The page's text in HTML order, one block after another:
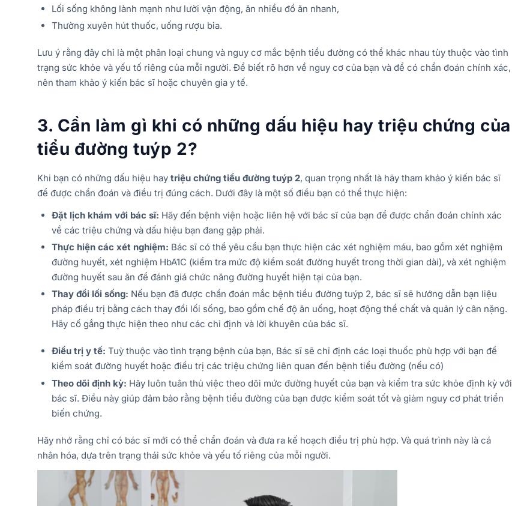
Lối sống không lành mạnh như lười vận động, ăn nhiều đồ ăn nhanh,
Thường xuyên hút thuốc, uống rượu bia.
Lưu ý rằng đây chỉ là một phân loại chung và nguy cơ mắc bệnh tiểu đường có thể khác nhau tùy thuộc vào tình
trạng sức khỏe và yếu tố riêng của mỗi người. Để biết rõ hơn về nguy cơ của bạn và để có chẩn đoán chính xác,
nên tham khảo ý kiến bác sĩ hoặc chuyên gia y tế.
3. Cần làm gì khi có những dấu hiệu hay triệu chứng của
tiểu đường tuýp 2?
Khi bạn có những dấu hiệu hay triệu chứng tiểu đường tuýp 2, quan trọng nhất là hãy tham khảo ý kiến bác sĩ
để được chẩn đoán và điều trị đúng cách. Dưới đây là một số điều bạn có thể thực hiện:
Đặt lịch khám với bác sĩ: Hãy đến bệnh viện hoặc liên hệ với bác sĩ của bạn để được chẩn đoán chính xác
về các triệu chứng và dấu hiệu bạn đang gặp phải.
Thực hiện các xét nghiệm: Bác sĩ có thể yêu cầu bạn thực hiện các xét nghiệm máu, bao gồm xét nghiệm
đường huyết, xét nghiệm HbA1C (kiểm tra mức độ kiểm soát đường huyết trong thời gian dài), và xét nghiệm
đường huyết sau ăn để đánh giá chức năng đường huyết hiện tại của bạn.
Thay đổi lối sống: Nếu bạn đã được chẩn đoán mắc bệnh tiểu đường tuýp 2, bác sĩ sẽ hướng dẫn bạn liệu
pháp điều trị bằng cách thay đổi lối sống, bao gồm chế độ ăn uống, hoạt động thể chất và quản lý cân nặng.
Hãy cố gắng thực hiện theo như các chỉ định và lời khuyên của bác sĩ.
Điều trị y tế: Tuỳ thuộc vào tình trạng bệnh của bạn, Bác sĩ sẽ chỉ định các loại thuốc phù hợp với bạn để
kiểm soát đường huyết hoặc điều trị các triệu chứng liên quan đến bệnh tiểu đường (nếu có)
Theo dõi định kỳ: Hãy luôn tuân thủ việc theo dõi mức đường huyết của bạn và kiểm tra sức khỏe định kỳ với
bác sĩ. Điều này giúp đảm bảo rằng bệnh tiểu đường của bạn được kiểm soát tốt và giảm nguy cơ phát triển
biến chứng.
Hãy nhớ rằng chỉ có bác sĩ mới có thể chẩn đoán và đưa ra kế hoạch điều trị phù hợp. Và quá trình này là cá
nhân hóa, dựa trên trạng thái sức khỏe và yếu tố riêng của mỗi người.